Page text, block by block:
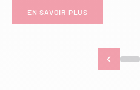
EN SAVOIR PLUS